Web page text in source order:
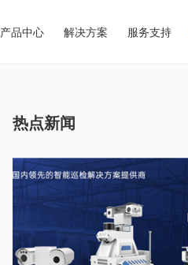
产品中心 解决方案 服务支持
热点新闻